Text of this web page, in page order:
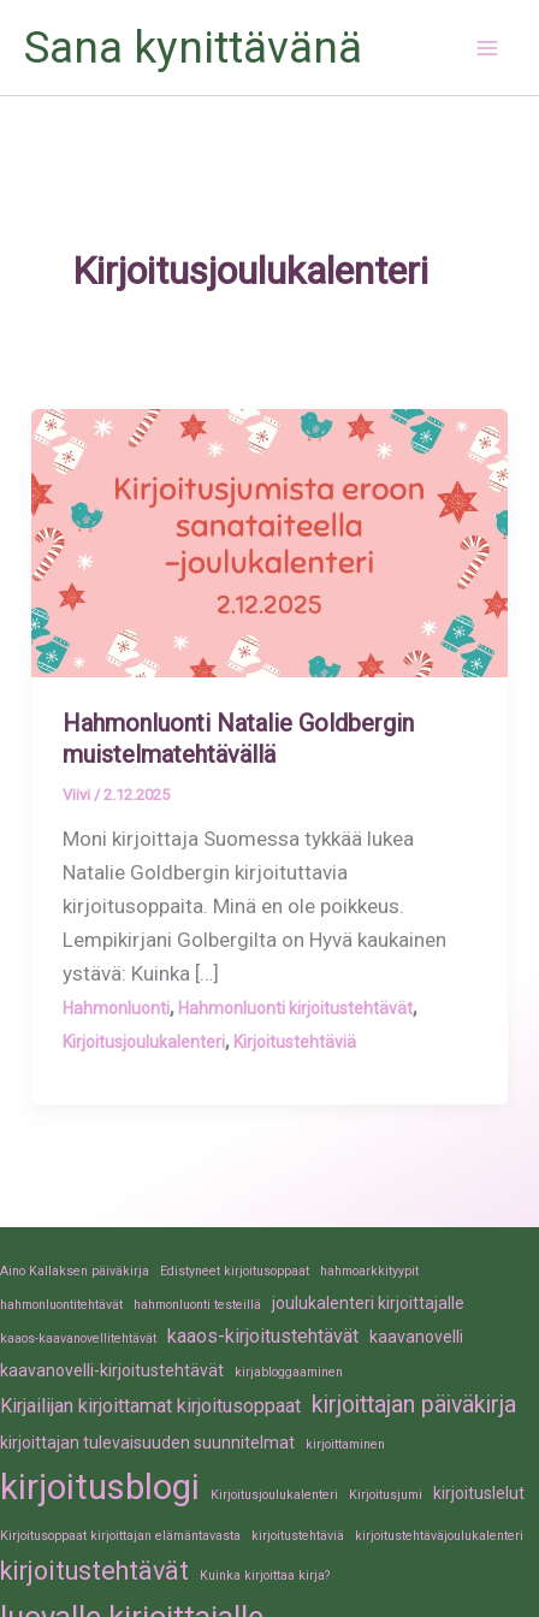
sisältöön
Sana kynittävänä
Kirjoitusjoulukalenteri
Hahmonluonti Natalie Goldbergin
muistelmatehtävällä
Viivi /2.12.2025
Moni kirjoittaja Suomessa tykkää lukea
Natalie Goldbergin kirjoituttavia
kirjoitusoppaita. Minä en ole poikkeus.
Lempikirjani Golbergilta on Hyvä kaukainen
ystävä: Kuinka […]
Hahmonluonti, Hahmonluonti kirjoitustehtävät,
Kirjoitusjoulukalenteri, Kirjoitustehtäviä
Aino Kallaksen päiväkirja Edistyneet kirjoitusoppaat hahmoarkkityypit
hahmonluontitehtävät hahmonluonti testeillä joulukalenteri kirjoittajalle
kaaos-kaavanovellitehtävät kaaos-kirjoitustehtävät
kaavanovelli
kaavanovelli-kirjoitustehtävät
kirjabloggaaminen
Kirjailijan kirjoittamat kirjoitusoppaat kirjoittajan päiväkirja
kirjoittajan tulevaisuuden suunnitelmat kirjoittaminen
kirjoitusblogi Kirjoitusjoulukalenteri Kirjoitusjumi kirjoituslelut
Kirjoitusoppaat kirjoittajan elämäntavasta kirjoitustehtäviä kirjoitustehtäväjoulukalenteri
kirjoitustehtävät Kuinka kirjoittaa kirja?